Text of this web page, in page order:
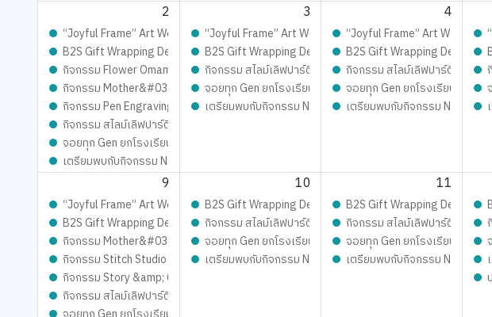
2 3 4
“Joyful Frame” Art Workshop ดีไซน์เฟรมการ์ด ชิ้นเดียวในโลก เติมเต็มความสนุก จอยทุกเจน
“Joyful Frame” Art Workshop ดีไซน์เฟรมการ์ด ชิ้นเดียวในโ
“Joyful Frame” Art
B2S Gift Wrapping Design contest 2026 LIVE Playfull: ส่งมอบความสุข สนุกจอยทุกเจน
B2S Gift Wrapping Design contest 2026 LIVE Playfull: ส่
B2S Gift Wrapping Design
กิจกรรม Flower Omamori Craft – ทำเครื่องรางแทนใจกิจกรรม สไลม์เลิฟปาร์ตี้ ปั้นสนุกสุดมุ้งมิ้ง - Magical SLIME
กิจกรรม สไลม์เลิฟปาร์ตี้ ปั้นสนุก
กิจกรรม Mother&#039;s Day Slime – ทำสไลม์วันแม่
จอยทุก Gen ยกโรงเรียน จอยทุก Gen ยกโรงเรียน
กิจกรรม Pen Engraving – แกะสลักปากกาในแบบคุณเตรียมพบกับกิจกรรม New Trainer Journey On Tour !!
เตรียมพบกับกิจกรรม New
กิจกรรม สไลม์เลิฟปาร์ตี้ ปั้นสนุกสุดมุ้งมิ้ง - Magical SLIME LOVE PARTY By Elmer’s
จอยทุก Gen ยกโรงเรียน
เตรียมพบกับกิจกรรม New Trainer Journey On Tour !!
9 10 11
“Joyful Frame” Art Workshop ดีไซน์เฟรมการ์ด ชิ้นเดียวในโลก เติมเต็มความสนุก จอยทุกเจน
B2S Gift Wrapping Design contest 2026 LIVE Playfull: ส่
B2S Gift Wrapping Design
B2S Gift Wrapping Design contest 2026 LIVE Playfull: ส่งมอบความสุข สนุกจอยทุกเจน
กิจกรรม สไลม์เลิฟปาร์ตี้ ปั้นสนุกสุดมุ้งมิ้ง - Magical SLIME
กิจกรรม สไลม์เลิฟปาร์ตี้ ปั้นสนุก
กิจกรรม Mother&#039;s Day Slime – ทำสไลม์วันแม่
จอยทุก Gen ยกโรงเรียน จอยทุก Gen ยกโรงเรียน
กิจกรรม Stitch Studio - เสกสรรผ้าผืนงาม ด้วยจักรเย็บผ้าคู่ใจ
เตรียมพบกับกิจกรรม New Trainer Journey On Tour !!
เตรียมพบกับกิจกรรม New
กิจกรรม Story &amp; Craft – ฟังนิทาน พร้อม DIY สุดสร้างสรรค์
กิจกรรม สไลม์เลิฟปาร์ตี้ ปั้นสนุกสุดมุ้งมิ้ง - Magical SLIME LOVE PARTY By Elmer’s